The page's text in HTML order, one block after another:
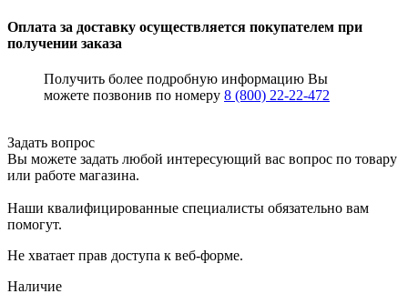
Оплата за доставку осуществляется покупателем при
получении заказа
Получить более подробную информацию Вы
можете позвонив по номеру 8 (800) 22-22-472
Задать вопрос
Вы можете задать любой интересующий вас вопрос по товару
или работе магазина.
Наши квалифицированные специалисты обязательно вам
помогут.
Не хватает прав доступа к веб-форме.
Наличие